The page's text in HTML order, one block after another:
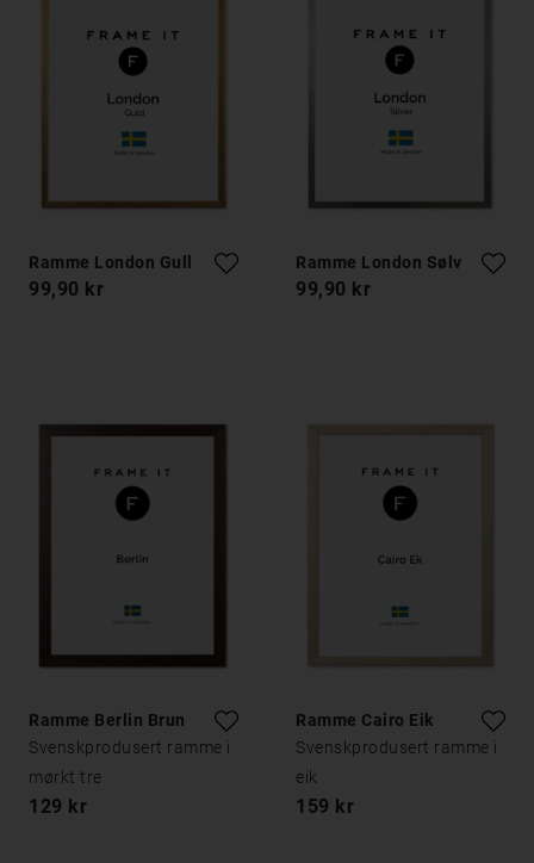
Ramme London Gull
99,90 kr
Ramme London Sølv
99,90 kr
Ramme Berlin Brun
Svenskprodusert ramme i
mørkt tre
129 kr
Ramme Cairo Eik
Svenskprodusert ramme i
eik
159 kr